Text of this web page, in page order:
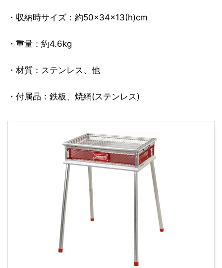
・収納時サイズ：約50×34×13(h)cm
・重量：約4.6kg
・材質：ステンレス、他
・付属品：鉄板、焼網(ステンレス)